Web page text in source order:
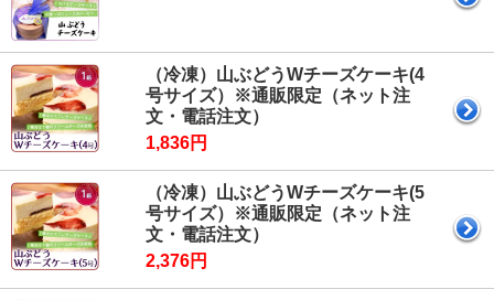
（冷凍）山ぶどうWチーズケーキ(4
号サイズ）※通販限定（ネット注
文・電話注文）
1,836円
（冷凍）山ぶどうWチーズケーキ(5
号サイズ）※通販限定（ネット注
文・電話注文）
2,376円